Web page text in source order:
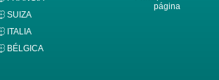
SUIZA
ITALIA
BÉLGICA
página